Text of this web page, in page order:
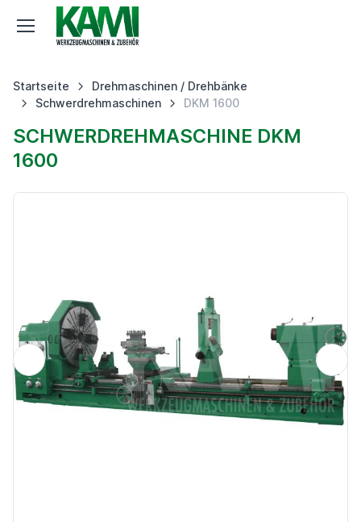
Startseite
Drehmaschinen / Drehbänke
Schwerdrehmaschinen
DKM 1600
SCHWERDREHMASCHINE DKM
1600